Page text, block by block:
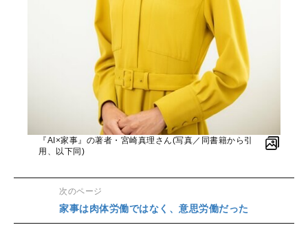
『AI×家事』の著者・宮崎真理さん(写真／同書籍から引
用、以下同)
次のページ
家事は肉体労働ではなく、意思労働だった